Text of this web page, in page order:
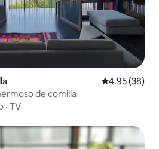
Calificación
4.95 (38)
de comilla
· TV